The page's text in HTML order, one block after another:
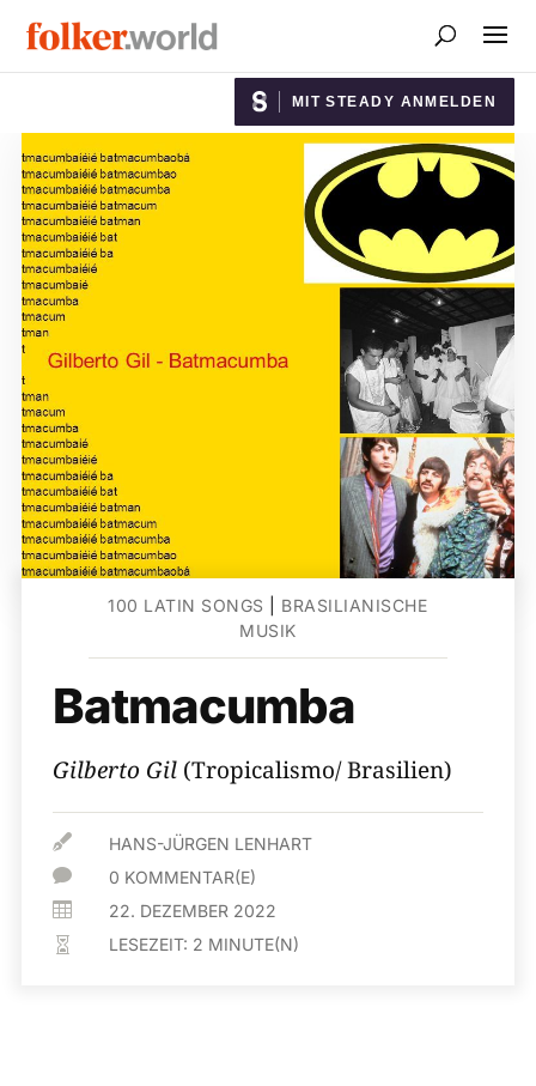
MIT STEADY ANMELDEN
100 LATIN SONGS
BRASILIANISCHE
MUSIK
Batmacumba
Gilberto Gil (Tropicalismo/ Brasilien)
 HANS-JÜRGEN LENHART
 0 KOMMENTAR(E)
 22. DEZEMBER 2022
 LESEZEIT: 2 MINUTE(N)